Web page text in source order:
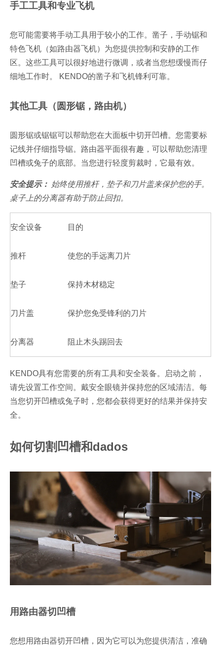
手工工具和专业飞机
您可能需要将手动工具用于较小的工作。凿子，手动锯和
特色飞机（如路由器飞机）为您提供控制和安静的工作
区。这些工具可以很好地进行微调，或者当您想缓慢而仔
细地工作时。 KENDO的凿子和飞机锋利可靠。
其他工具（圆形锯，路由机）
圆形锯或锯锯可以帮助您在大面板中切开凹槽。您需要标
记线并仔细指导锯。路由器平面很有趣，可以帮助您清理
凹槽或兔子的底部。当您进行轻度剪裁时，它最有效。
安全提示： 始终使用推杆，垫子和刀片盖来保护您的手。
桌子上的分离器有助于防止回扣。
安全设备 目的
推杆 使您的手远离刀片
垫子 保持木材稳定
刀片盖 保护您免受锋利的刀片
分离器 阻止木头踢回去
KENDO具有您需要的所有工具和安全装备。启动之前，
请先设置工作空间。戴安全眼镜并保持您的区域清洁。每
当您切开凹槽或兔子时，您都会获得更好的结果并保持安
全。
如何切割凹槽和dados
用路由器切凹槽
您想用路由器切开凹槽，因为它可以为您提供清洁，准确